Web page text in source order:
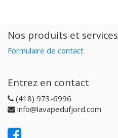
Nos produits et services
Formulaire de contact
Entrez en contact
(418) 973-6996
info@lavapedufjord.com